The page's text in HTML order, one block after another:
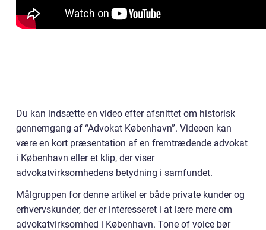
Du kan indsætte en video efter afsnittet om historisk
gennemgang af “Advokat København”. Videoen kan
være en kort præsentation af en fremtrædende advokat
i København eller et klip, der viser
advokatvirksomhedens betydning i samfundet.
Målgruppen for denne artikel er både private kunder og
erhvervskunder, der er interesseret i at lære mere om
advokatvirksomhed i København. Tone of voice bør